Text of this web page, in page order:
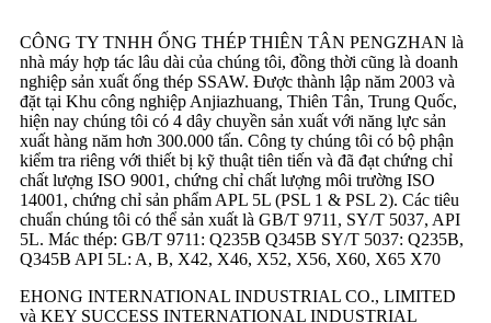
CÔNG TY TNHH ỐNG THÉP THIÊN TÂN PENGZHAN là
nhà máy hợp tác lâu dài của chúng tôi, đồng thời cũng là doanh
nghiệp sản xuất ống thép SSAW. Được thành lập năm 2003 và
đặt tại Khu công nghiệp Anjiazhuang, Thiên Tân, Trung Quốc,
hiện nay chúng tôi có 4 dây chuyền sản xuất với năng lực sản
xuất hàng năm hơn 300.000 tấn. Công ty chúng tôi có bộ phận
kiểm tra riêng với thiết bị kỹ thuật tiên tiến và đã đạt chứng chỉ
chất lượng ISO 9001, chứng chỉ chất lượng môi trường ISO
14001, chứng chỉ sản phẩm APL 5L (PSL 1 & PSL 2). Các tiêu
chuẩn chúng tôi có thể sản xuất là GB/T 9711, SY/T 5037, API
5L. Mác thép: GB/T 9711: Q235B Q345B SY/T 5037: Q235B,
Q345B API 5L: A, B, X42, X46, X52, X56, X60, X65 X70
EHONG INTERNATIONAL INDUSTRIAL CO., LIMITED
và KEY SUCCESS INTERNATIONAL INDUSTRIAL